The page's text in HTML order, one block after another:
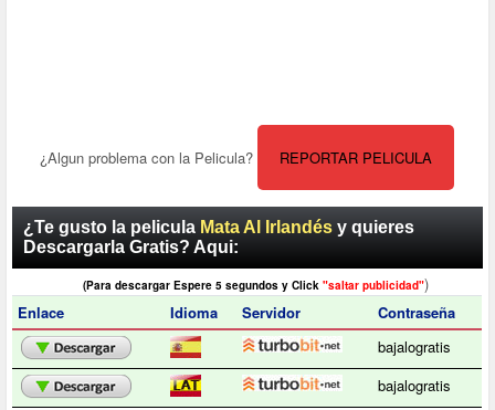
¿Algun problema con la Pelicula? REPORTAR PELICULA
¿Te gusto la pelicula Mata Al Irlandés y quieres
Descargarla Gratis? Aqui:
(Para descargar Espere 5 segundos y Click "saltar publicidad")
Enlace
Idioma Servidor
Contraseña
bajalogratis
bajalogratis